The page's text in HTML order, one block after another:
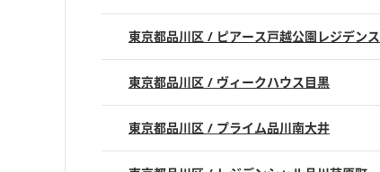
東京都品川区 / ピアース戸越公園レジデンス
東京都品川区 / ヴィークハウス目黒
東京都品川区 / プライム品川南大井